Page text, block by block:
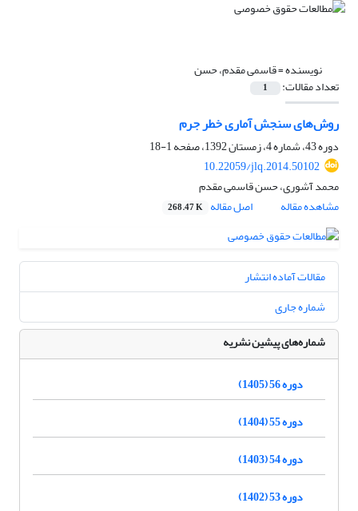
نویسنده =قاسمی مقدم، حسن
تعداد مقالات: 1
روش‌های سنجش آماری خطر جرم
دوره 43، شماره 4، زمستان 1392، صفحه
1-18
10.22059/jlq.2014.50102
محمد آشوری، حسن قاسمی مقدم
مشاهده مقاله
اصل مقاله 268.47 K
مقالات آماده انتشار
شماره جاری
شماره‌های پیشین نشریه
دوره 56 (1405)
دوره 55 (1404)
دوره 54 (1403)
دوره 53 (1402)